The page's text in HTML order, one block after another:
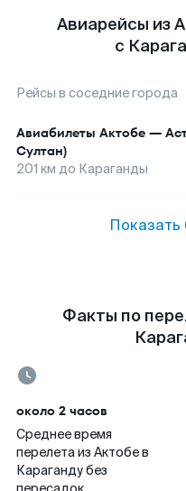
Авиарейсы из
с
Рейсы в соседние города
Авиабилеты Актобе —
Султан)
201 км до Караганды
Показать
Факты по
около 2 часов
Среднее время
перелета из Актобе в
Караганду без